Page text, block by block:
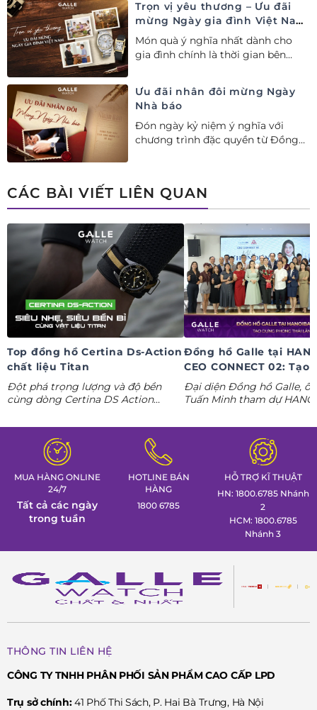
Trọn vị yêu thương – Ưu đãi
mừng Ngày gia đình Việt Nam
28/06
Món quà ý nghĩa nhất dành cho
gia đình chính là thời gian bên
Gia đình Việt Nam.
Ưu đãi nhân đôi mừng Ngày
Nhà báo
Đón ngày kỷ niệm ý nghĩa với
chương trình đặc quyền từ Đồng
CÁC BÀI VIẾT LIÊN QUAN
Top đồng hồ Certina Ds-Action
chất liệu Titan
Đột phá trọng lượng và độ bền
cùng dòng Certina DS Action
tác thể thao cá tính nhất trong
Tuần lễ đồng hồ Thụy Sỹ cùng
Đồng hồ Galle!
Đồng hồ Galle tại
CEO CONNECT 02: Tạo
phong thái lãnh đạo kỷ
nguyên AI
Đại diện Đồng hồ Galle,
Tuấn Minh tham dự
gian trưng bày đồng hồ
định hình phong thái lãnh
MUA HÀNG ONLINE
24/7
Tất cả các ngày
trong tuần
HOTLINE BÁN
HÀNG
1800 6785
HỖ TRỢ KĨ THUẬT
HN: 1800.6785 Nhánh
2
HCM: 1800.6785
Nhánh 3
THÔNG TIN LIÊN HỆ
CÔNG TY TNHH PHÂN PHỐI SẢN PHẨM CAO CẤP LPD
Trụ sở chính:41 Phố Thi Sách, P. Hai Bà Trưng, Hà Nội